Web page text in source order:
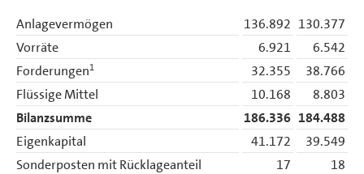
Anlagevermögen 136.892 130.377
Vorräte
6.921
6.542
Forderungen1 32.355
38.766
Flüssige Mittel
10.168
8.803
Bilanzsumme
186.336 184.488
Eigenkapital
41.172
39.549
Sonderposten mit Rücklageanteil
17
18